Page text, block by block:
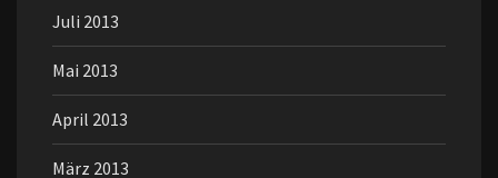
Juli 2013
Mai 2013
April 2013
März 2013